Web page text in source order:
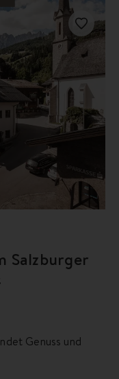
Salzburger
Genuss und